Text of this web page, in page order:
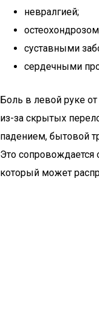
невралгией;
суставными
сердечными
Боль в левой руке
из-за скрытых
падением, бытовой
Это
который может